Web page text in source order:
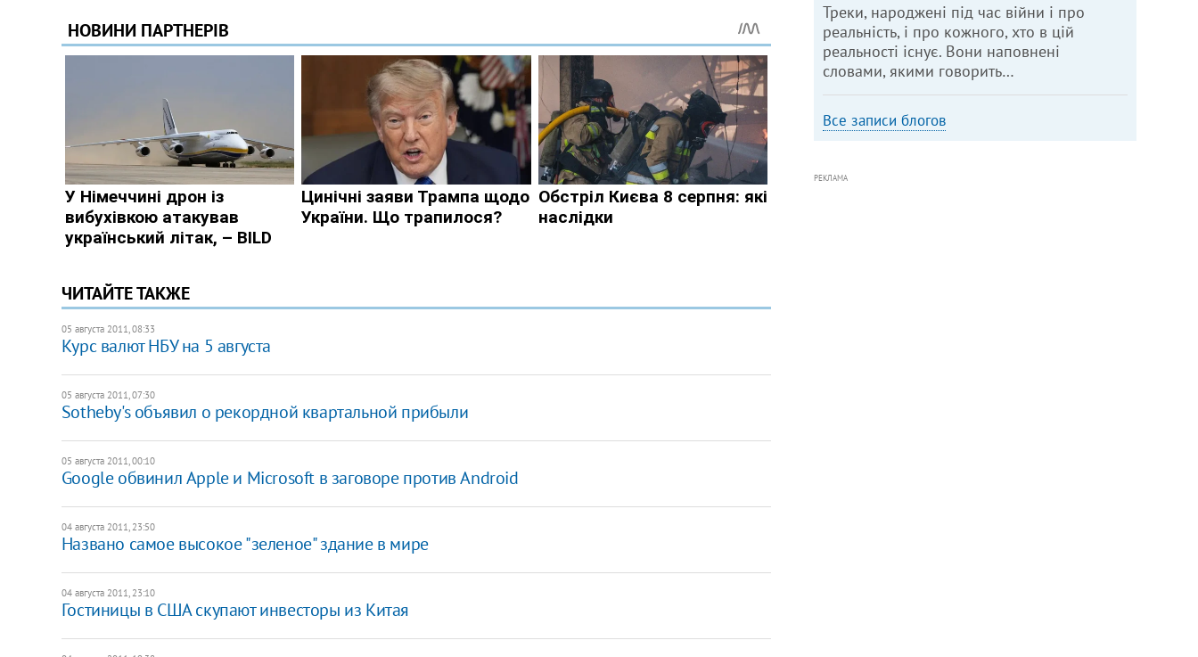
ЧИТАЙТЕ ТАКЖЕ
05 августа 2011, 08:33
Курс валют НБУ на 5 августа
05 августа 2011, 07:30
Sotheby's объявил о рекордной квартальной прибыли
05 августа 2011, 00:10
Google обвинил Apple и Microsoft в заговоре против Android
04 августа 2011, 23:50
Названо самое высокое "зеленое" здание в мире
04 августа 2011, 23:10
Гостиницы в США скупают инвесторы из Китая
Треки, народжені під час війни і про
реальність, і про кожного, хто в цій
реальності існує. Вони наповнені
словами, якими говорить…
Все записи блогов
РЕКЛАМА